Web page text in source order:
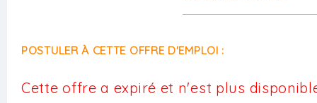
POSTULER À CETTE OFFRE D'EMPLOI :
Cette offre a expiré et n'est plus